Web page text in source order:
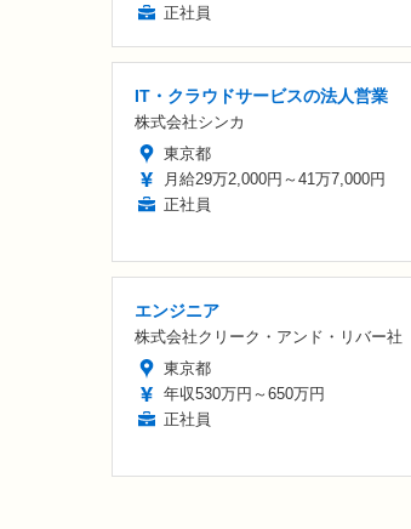
正社員
IT・クラウドサービスの法人営業
株式会社シンカ
東京都
月給29万2,000円～41万7,000円
正社員
エンジニア
株式会社クリーク・アンド・リバー社
東京都
年収530万円～650万円
正社員